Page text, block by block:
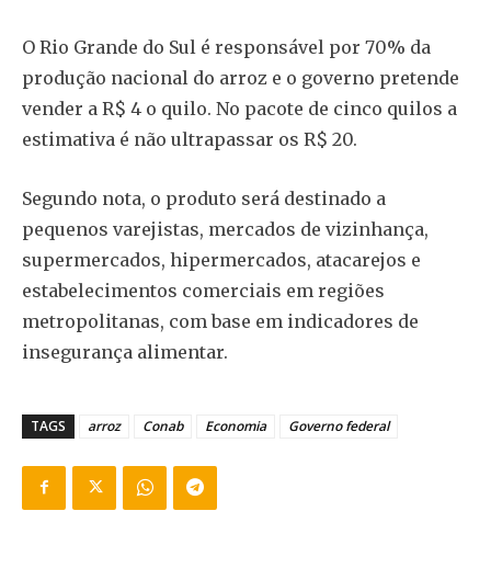
O Rio Grande do Sul é responsável por 70% da
produção nacional do arroz e o governo pretende
vender a R$ 4 o quilo. No pacote de cinco quilos a
estimativa é não ultrapassar os R$ 20.
Segundo nota, o produto será destinado a
pequenos varejistas, mercados de vizinhança,
supermercados, hipermercados, atacarejos e
estabelecimentos comerciais em regiões
metropolitanas, com base em indicadores de
insegurança alimentar.
TAGS arroz Conab Economia Governo federal